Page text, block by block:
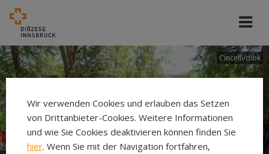
Cincelli/dibk
Wir verwenden Cookies und erlauben das Setzen
von Drittanbieter-Cookies. Weitere Informationen
und wie Sie Cookies deaktivieren können finden Sie
hier. Wenn Sie mit der Navigation fortfahren,